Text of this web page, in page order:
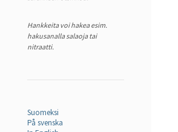
Hankkeita voi hakea esim.
hakusanalla salaoja tai
nitraatti.
Suomeksi
På svenska